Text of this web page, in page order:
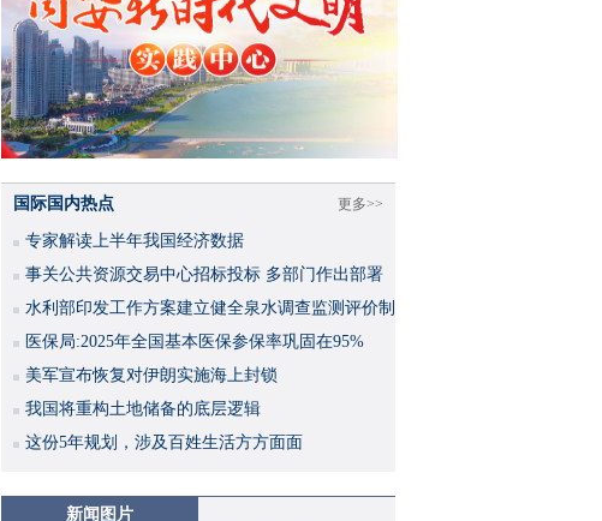
更多>>
国际国内热点
专家解读上半年我国经济数据
事关公共资源交易中心招标投标 多部门作出部署
水利部印发工作方案建立健全泉水调查监测评价制
度
医保局:2025年全国基本医保参保率巩固在95%
美军宣布恢复对伊朗实施海上封锁
我国将重构土地储备的底层逻辑
这份5年规划，涉及百姓生活方方面面
新闻图片